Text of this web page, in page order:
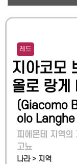
레드
지아코모
올로 랑게
(Giacomo
olo Langhe
피에몬테 지역의
고뇨
나라 > 지역